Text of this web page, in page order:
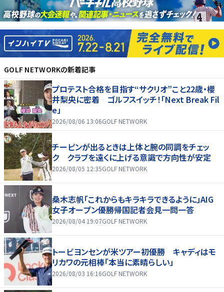
GOLF NETWORKの新着記事
プロテスト合格を目指す“サクリオ”こと22歳・櫻
井梨央に密着 ゴルフスイッチ！「Next Break Fil
e」
2026/08/06 13:06GOLF NETWORK
チーピンが出るときは上体と腕の同調をチェッ
ク クラブを遠くに上げる意識で方向性が安定
2026/08/05 12:35GOLF NETWORK
桑木志帆「これからもキラキラできるように」AIG
女子オープン優勝帰国記者会見一問一答
2026/08/04 19:07GOLF NETWORK
トービヨンセンが米ツアー初優勝 キャディはモ
リカワの元相棒「本当に素晴らしい」
2026/08/03 16:16GOLF NETWORK